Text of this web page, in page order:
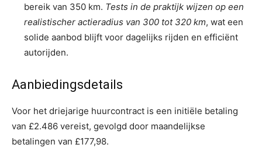
bereik van 350 km. Tests in de praktijk wijzen op een
realistischer actieradius van 300 tot 320 km, wat een
solide aanbod blijft voor dagelijks rijden en efficiënt
autorijden.
Aanbiedingsdetails
Voor het driejarige huurcontract is een initiële betaling
van £2.486 vereist, gevolgd door maandelijkse
betalingen van £177,98.